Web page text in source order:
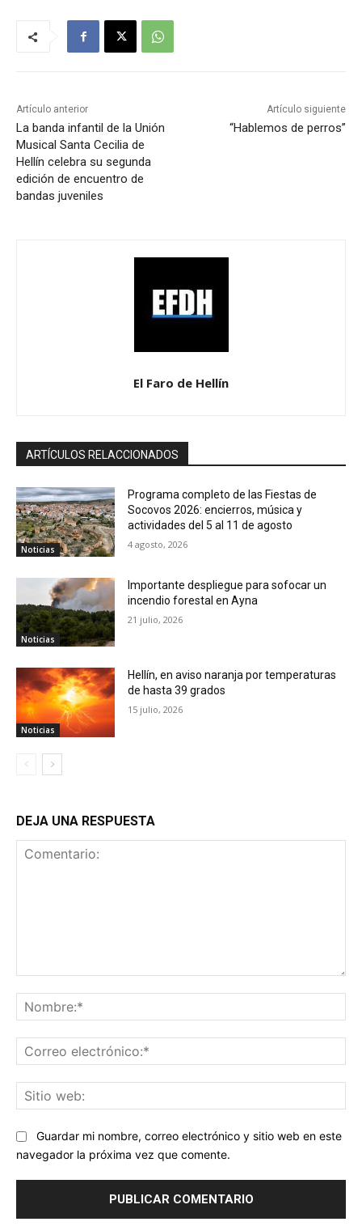
Artículo anterior
La banda infantil de la Unión
Musical Santa Cecilia de
Hellín celebra su segunda
edición de encuentro de
bandas juveniles
Artículo siguiente
“Hablemos de perros”
El Faro de Hellín
ARTÍCULOS RELACCIONADOS
Noticias
Programa completo de las Fiestas de
Socovos 2026: encierros, música y
actividades del 5 al 11 de agosto
4 agosto, 2026
Noticias
Importante despliegue para sofocar un
incendio forestal en Ayna
21 julio, 2026
Noticias
Hellín, en aviso naranja por temperaturas
de hasta 39 grados
15 julio, 2026
DEJA UNA RESPUESTA
Guardar mi nombre, correo electrónico y sitio web en este
navegador la próxima vez que comente.